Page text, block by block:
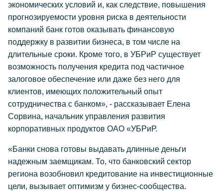
экономических условий и, как следствие, повышения
прогнозируемости уровня риска в деятельности
компаний банк готов оказывать финансовую
поддержку в развитии бизнеса, в том числе на
длительные сроки. Кроме того, в УБРиР существует
возможность получения кредита под частичное
залоговое обеспечение или даже без него для
клиентов, имеющих положительный опыт
сотрудничества с банком», - рассказывает Елена
Сорвина, начальник управления развития
корпоративных продуктов ОАО «УБРиР.
«Банки снова готовы выдавать длинные деньги
надежным заемщикам. То, что банковский сектор
региона возобновил кредитование на инвестиционные
цели, вызывает оптимизм у бизнес-сообщества.